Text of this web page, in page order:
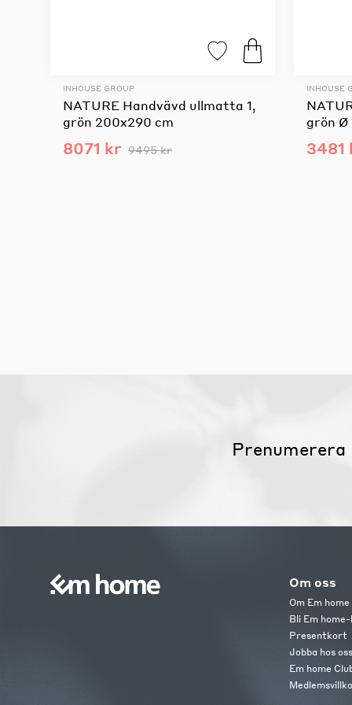
INHOUSE GROUP
NATURE Handvävd ullmatta 1,
grön 200x290 cm
8071 kr 9495 kr
INHOUSE
grön Ø
3481
Om oss
Om Em home
Bli Em
Presentkort
Jobba hos oss
Em home